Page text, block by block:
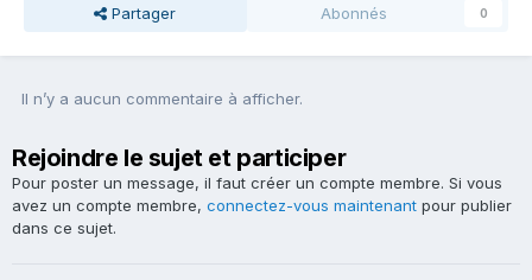
Partager Abonnés 0
Il n’y a aucun commentaire à afficher.
Rejoindre le sujet et participer
Pour poster un message, il faut créer un compte membre. Si vous
avez un compte membre, connectez-vous maintenant pour publier
dans ce sujet.